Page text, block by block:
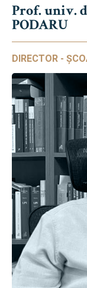
Prof. univ.
PODARU
DIRECTOR -